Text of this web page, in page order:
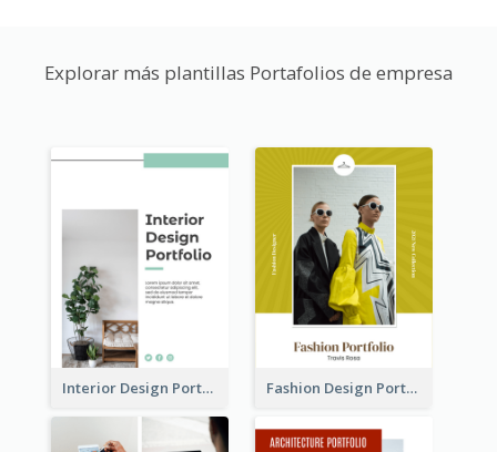
Explorar más plantillas Portafolios de empresa
Interior Design Portfolio Fashion Design Portfolio